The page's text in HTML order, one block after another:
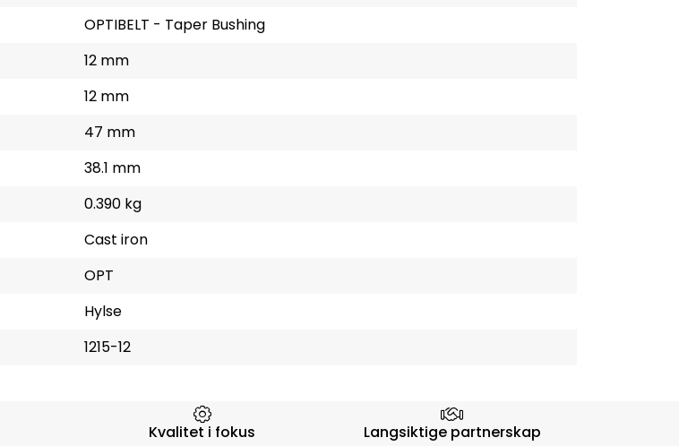
OPTIBELT - Taper Bushing
12 mm
12 mm
47 mm
38.1 mm
0.390 kg
Cast iron
OPT
Hylse
1215-12
Kvalitet i fokus Langsiktige partnerskap